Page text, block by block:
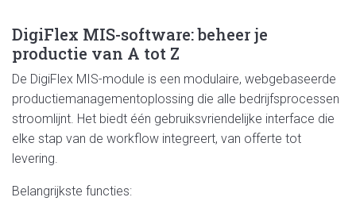
DigiFlex MIS-software: beheer je
productie van A tot Z
De DigiFlex MIS-module is een modulaire, webgebaseerde
productiemanagementoplossing die alle bedrijfsprocessen
stroomlijnt. Het biedt één gebruiksvriendelijke interface die
elke stap van de workflow integreert, van offerte tot
levering.
Belangrijkste functies: